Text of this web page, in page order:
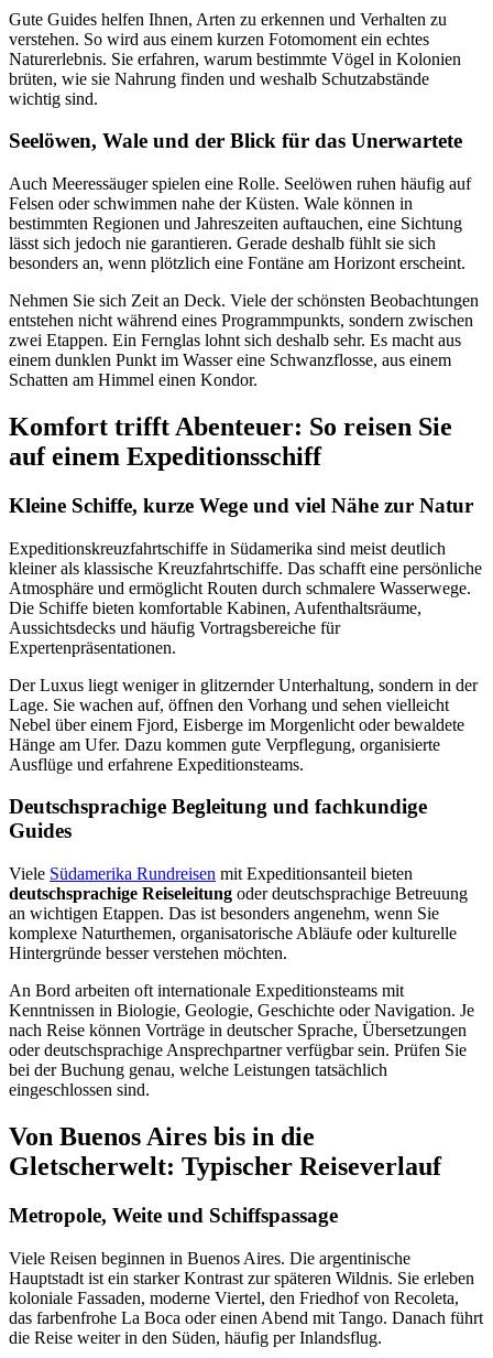
Gute Guides helfen Ihnen, Arten zu erkennen und Verhalten zu
verstehen. So wird aus einem kurzen Fotomoment ein echtes
Naturerlebnis. Sie erfahren, warum bestimmte Vögel in Kolonien
brüten, wie sie Nahrung finden und weshalb Schutzabstände
wichtig sind.
Seelöwen, Wale und der Blick für das Unerwartete
Auch Meeressäuger spielen eine Rolle. Seelöwen ruhen häufig auf
Felsen oder schwimmen nahe der Küsten. Wale können in
bestimmten Regionen und Jahreszeiten auftauchen, eine Sichtung
lässt sich jedoch nie garantieren. Gerade deshalb fühlt sie sich
besonders an, wenn plötzlich eine Fontäne am Horizont erscheint.
Nehmen Sie sich Zeit an Deck. Viele der schönsten Beobachtungen
entstehen nicht während eines Programmpunkts, sondern zwischen
zwei Etappen. Ein Fernglas lohnt sich deshalb sehr. Es macht aus
einem dunklen Punkt im Wasser eine Schwanzflosse, aus einem
Schatten am Himmel einen Kondor.
Komfort trifft Abenteuer: So reisen Sie
auf einem Expeditionsschiff
Kleine Schiffe, kurze Wege und viel Nähe zur Natur
Expeditionskreuzfahrtschiffe in Südamerika sind meist deutlich
kleiner als klassische Kreuzfahrtschiffe. Das schafft eine persönliche
Atmosphäre und ermöglicht Routen durch schmalere Wasserwege.
Die Schiffe bieten komfortable Kabinen, Aufenthaltsräume,
Aussichtsdecks und häufig Vortragsbereiche für
Expertenpräsentationen.
Der Luxus liegt weniger in glitzernder Unterhaltung, sondern in der
Lage. Sie wachen auf, öffnen den Vorhang und sehen vielleicht
Nebel über einem Fjord, Eisberge im Morgenlicht oder bewaldete
Hänge am Ufer. Dazu kommen gute Verpflegung, organisierte
Ausflüge und erfahrene Expeditionsteams.
Deutschsprachige Begleitung und fachkundige
Guides
Viele Südamerika Rundreisen mit Expeditionsanteil bieten
deutschsprachige Reiseleitung oder deutschsprachige Betreuung
an wichtigen Etappen. Das ist besonders angenehm, wenn Sie
komplexe Naturthemen, organisatorische Abläufe oder kulturelle
Hintergründe besser verstehen möchten.
An Bord arbeiten oft internationale Expeditionsteams mit
Kenntnissen in Biologie, Geologie, Geschichte oder Navigation. Je
nach Reise können Vorträge in deutscher Sprache, Übersetzungen
oder deutschsprachige Ansprechpartner verfügbar sein. Prüfen Sie
bei der Buchung genau, welche Leistungen tatsächlich
eingeschlossen sind.
Von Buenos Aires bis in die
Gletscherwelt: Typischer Reiseverlauf
Metropole, Weite und Schiffspassage
Viele Reisen beginnen in Buenos Aires. Die argentinische
Hauptstadt ist ein starker Kontrast zur späteren Wildnis. Sie erleben
koloniale Fassaden, moderne Viertel, den Friedhof von Recoleta,
das farbenfrohe La Boca oder einen Abend mit Tango. Danach führt
die Reise weiter in den Süden, häufig per Inlandsflug.